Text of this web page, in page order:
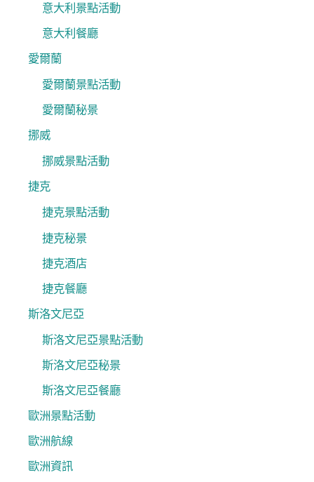
意大利景點活動
意大利餐廳
愛爾蘭
愛爾蘭景點活動
愛爾蘭秘景
挪威
挪威景點活動
捷克
捷克景點活動
捷克秘景
捷克酒店
捷克餐廳
斯洛文尼亞
斯洛文尼亞景點活動
斯洛文尼亞秘景
斯洛文尼亞餐廳
歐洲景點活動
歐洲航線
歐洲資訊